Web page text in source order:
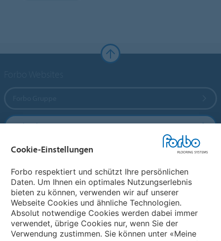
Forbo Flooring Systems
Forbo Movement Systems
Land auswählen
Land auswählen
Cookie-Einstellungen
Forbo respektiert und schützt Ihre persönlichen
Daten. Um Ihnen ein optimales Nutzungserlebnis
bieten zu können, verwenden wir auf unserer
Webseite Cookies und ähnliche Technologien.
Absolut notwendige Cookies werden dabei immer
verwendet, übrige Cookies nur, wenn Sie der
Verwendung zustimmen. Sie können unter «Meine